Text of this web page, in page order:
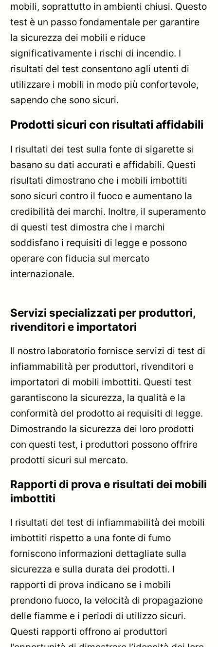
mobili, soprattutto in ambienti chiusi. Questo
test è un passo fondamentale per garantire
la sicurezza dei mobili e riduce
significativamente i rischi di incendio. I
risultati del test consentono agli utenti di
utilizzare i mobili in modo più confortevole,
sapendo che sono sicuri.
Prodotti sicuri con risultati affidabili
I risultati dei test sulla fonte di sigarette si
basano su dati accurati e affidabili. Questi
risultati dimostrano che i mobili imbottiti
sono sicuri contro il fuoco e aumentano la
credibilità dei marchi. Inoltre, il superamento
di questi test dimostra che i marchi
soddisfano i requisiti di legge e possono
operare con fiducia sul mercato
internazionale.
Servizi specializzati per produttori,
rivenditori e importatori
Il nostro laboratorio fornisce servizi di test di
infiammabilità per produttori, rivenditori e
importatori di mobili imbottiti. Questi test
garantiscono la sicurezza, la qualità e la
conformità del prodotto ai requisiti di legge.
Dimostrando la sicurezza dei loro prodotti
con questi test, i produttori possono offrire
prodotti sicuri sul mercato.
Rapporti di prova e risultati dei mobili
imbottiti
I risultati del test di infiammabilità dei mobili
imbottiti rispetto a una fonte di fumo
forniscono informazioni dettagliate sulla
sicurezza e sulla durata dei prodotti. I
rapporti di prova indicano se i mobili
prendono fuoco, la velocità di propagazione
delle fiamme e i periodi di utilizzo sicuri.
Questi rapporti offrono ai produttori